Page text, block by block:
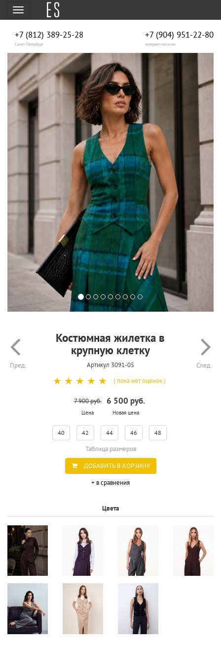
Меню
+7 (812) 389-25-28
Санкт-Петербург
+7 (904) 951‑22‑80
интернет-магазин
Пред.
Костюмная жилетка в
крупную клетку
Артикул 3091-05 След.
☆
☆
☆
☆
☆ ( пока нет оценок )
7 900 руб.
Цена
6 500 руб.
Новая цена
40 42 44 46 48
Таблица размеров
ДОБАВИТЬ В КОРЗИНУ
+ в сравнения
Цвета